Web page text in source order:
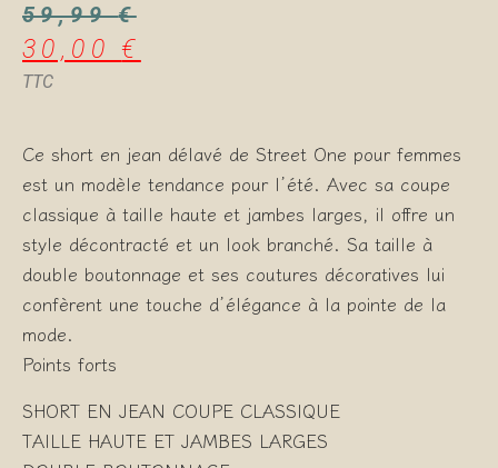
59,99€
30,00€
TTC
Ce short en jean délavé de Street One pour femmes
est un modèle tendance pour l’été. Avec sa coupe
classique à taille haute et jambes larges, il offre un
style décontracté et un look branché. Sa taille à
double boutonnage et ses coutures décoratives lui
confèrent une touche d’élégance à la pointe de la
mode.
Points forts
SHORT EN JEAN COUPE CLASSIQUE
TAILLE HAUTE ET JAMBES LARGES